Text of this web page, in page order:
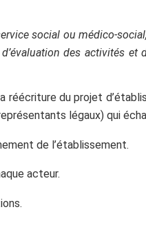
social ou médico-
des activités
la réécriture du projet
légaux) qui
de l’établissement.
acteur.